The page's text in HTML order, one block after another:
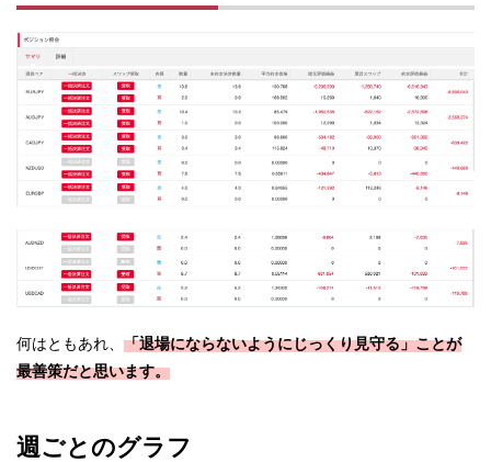
何はともあれ、 「退場にならないようにじっくり見守る」ことが
最善策だと思います。
週ごとのグラフ